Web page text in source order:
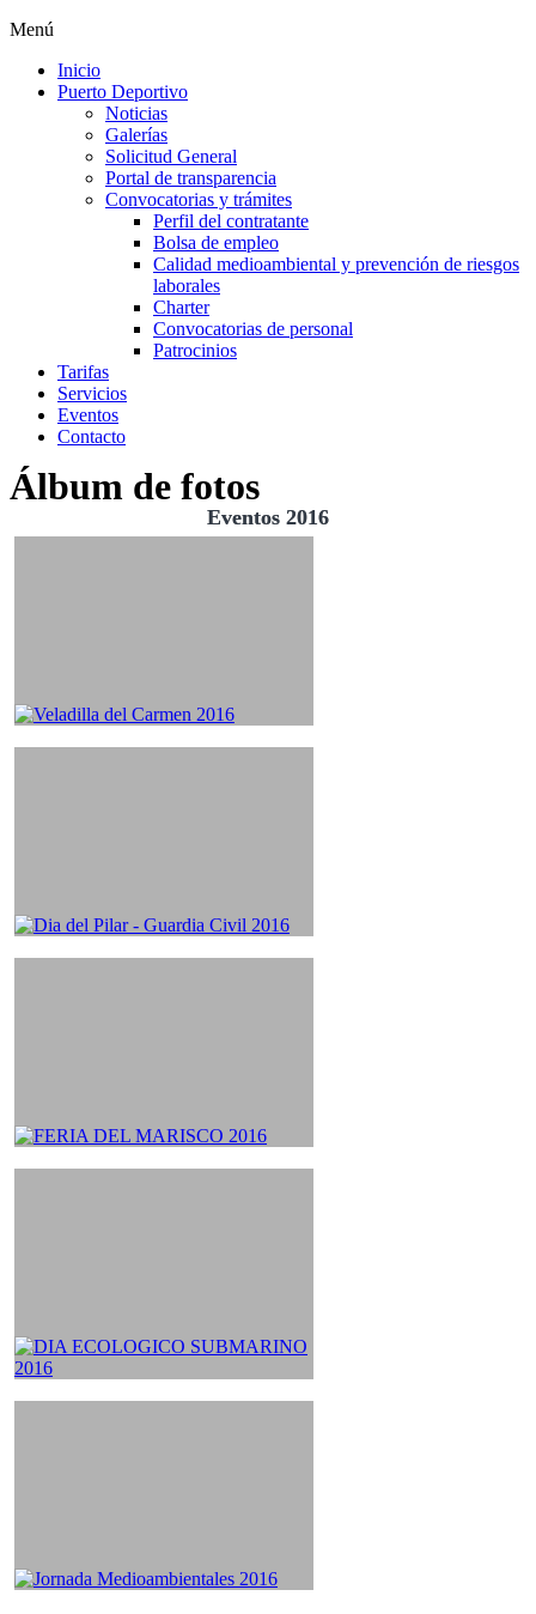
Menú
Inicio
Puerto Deportivo
Noticias
Galerías
Solicitud General
Portal de transparencia
Convocatorias y trámites
Perfil del contratante
Bolsa de empleo
Calidad medioambiental y prevención de riesgos
laborales
Charter
Convocatorias de personal
Patrocinios
Tarifas
Servicios
Eventos
Contacto
Álbum de fotos
Eventos 2016